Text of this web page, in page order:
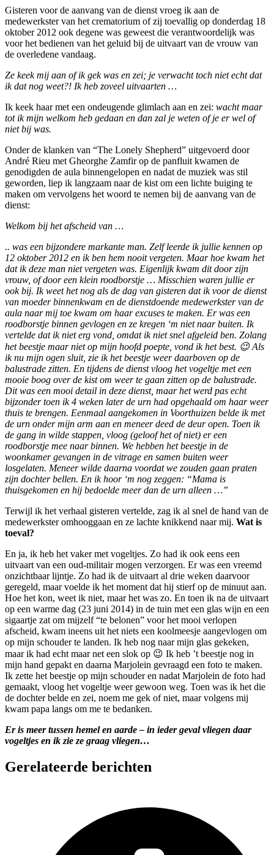
Gisteren voor de aanvang van de dienst vroeg ik aan de
medewerkster van het crematorium of zij toevallig op donderdag 18
oktober 2012 ook degene was geweest die verantwoordelijk was
voor het bedienen van het geluid bij de uitvaart van de vrouw van
de overledene vandaag.
Ze keek mij aan of ik gek was en zei; je verwacht toch niet echt dat
ik dat nog weet?! Ik heb zoveel uitvaarten …
Ik keek haar met een ondeugende glimlach aan en zei: wacht maar
tot ik mijn welkom heb gedaan en dan zal je weten of je er wel of
niet bij was.
Onder de klanken van “The Lonely Shepherd” uitgevoerd door
André Rieu met Gheorghe Zamfir op de panfluit kwamen de
genodigden de aula binnengelopen en nadat de muziek was stil
geworden, liep ik langzaam naar de kist om een lichte buiging te
maken om vervolgens het woord te nemen bij de aanvang van de
dienst:
Welkom bij het afscheid van …
.. was een bijzondere markante man. Zelf leerde ik jullie kennen op
12 oktober 2012 en ik ben hem nooit vergeten. Maar hoe kwam het
dat ik deze man niet vergeten was. Eigenlijk kwam dit door zijn
vrouw, of door een klein roodborstje … Misschien waren jullie er
ook bij. Ik weet het nog als de dag van gisteren dat ik voor de dienst
van moeder binnenkwam en de dienstdoende medewerkster van de
aula naar mij toe kwam om haar excuses te maken. Er was een
roodborstje binnen gevlogen en ze kregen ‘m niet naar buiten. Ik
vertelde dat ik niet erg vond, omdat ik niet snel afgeleid ben. Zolang
het beestje maar niet op mijn hoofd poepte, vond ik het best. 😉 Als
ik nu mijn ogen sluit, zie ik het beestje weer daarboven op de
balustrade zitten. En tijdens de dienst vloog het vogeltje met een
mooie boog over de kist om weer te gaan zitten op de balustrade.
Dit was een mooi detail in deze dienst, maar het werd pas echt
bijzonder toen ik 4 weken later de urn had opgehaald om haar weer
thuis te brengen. Eenmaal aangekomen in Voorthuizen belde ik met
de urn onder mijn arm aan en meneer deed de deur open. Toen ik
de gang in wilde stappen, vloog (geloof het of niet) er een
roodborstje mee naar binnen. We hebben het beestje in de
woonkamer gevangen in de vitrage en samen buiten weer
losgelaten. Meneer wilde daarna voordat we zouden gaan praten
zijn dochter bellen. En ik hoor ‘m nog zeggen: “Mama is
thuisgekomen en hij bedoelde meer dan de urn alleen …”
Terwijl ik het verhaal gisteren vertelde, zag ik al snel de hand van de
medewerkster omhooggaan en ze lachte knikkend naar mij. Wat is
toeval?
En ja, ik heb het vaker met vogeltjes. Zo had ik ook eens een
uitvaart van een oud-militair mogen verzorgen. Er was een vreemd
onzichtbaar lijntje. Zo had ik de uitvaart al drie weken daarvoor
geregeld, maar voelde ik het moment dat hij stierf op de minuut aan.
Hoe het kon, weet ik niet, maar het was zo. En toen ik na de uitvaart
op een warme dag (23 juni 2014) in de tuin met een glas wijn en een
sigaartje zat om mijzelf “te belonen” voor het mooi verlopen
afscheid, kwam ineens uit het niets een koolmeesje aangevlogen om
op mijn schouder te landen. Ik heb nog naar mijn glas gekeken,
maar ik had echt maar net een slok op 😉 Ik heb ’t beestje nog in
mijn hand gepakt en daarna Marjolein gevraagd een foto te maken.
Ik zette het beestje op mijn schouder en nadat Marjolein de foto had
gemaakt, vloog het vogeltje weer gewoon weg. Toen was ik het die
de dochter belde en zei, noem me gek of niet, maar volgens mij
kwam papa langs om me te bedanken.
Er is meer tussen hemel en aarde – in ieder geval vliegen daar
vogeltjes en ik zie ze graag vliegen…
Gerelateerde berichten